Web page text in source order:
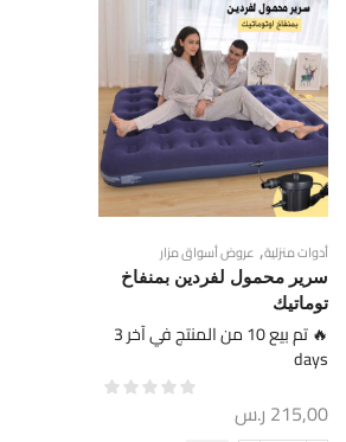
أدوات منزلية, عروض أسواق مزار
سرير محمول لفردين بمنفاخ
توماتيك
🔥 تم بيع 10 من المنتج في آخر 3
days
215,00 ر.س